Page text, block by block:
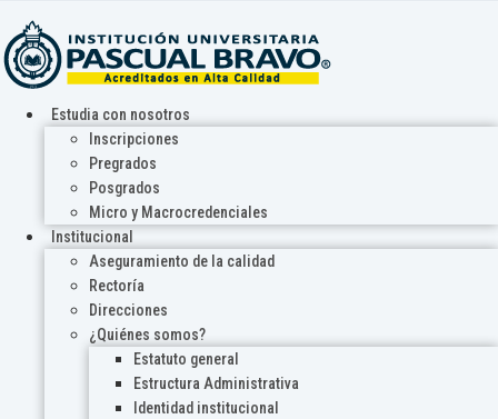
Estudia con nosotros
Inscripciones
Pregrados
Posgrados
Micro y Macrocredenciales
Institucional
Aseguramiento de la calidad
Rectoría
Direcciones
¿Quiénes somos?
Estatuto general
Estructura Administrativa
Identidad institucional